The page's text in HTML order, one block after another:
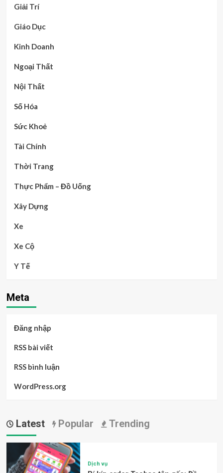
Giải Trí
Giáo Dục
Kinh Doanh
Ngoại Thất
Nội Thất
Số Hóa
Sức Khoẻ
Tài Chính
Thời Trang
Thực Phẩm – Đồ Uống
Xây Dựng
Xe
Xe Cộ
Y Tế
Meta
Đăng nhập
RSS bài viết
RSS bình luận
WordPress.org
Latest Popular Trending
Dịch vụ